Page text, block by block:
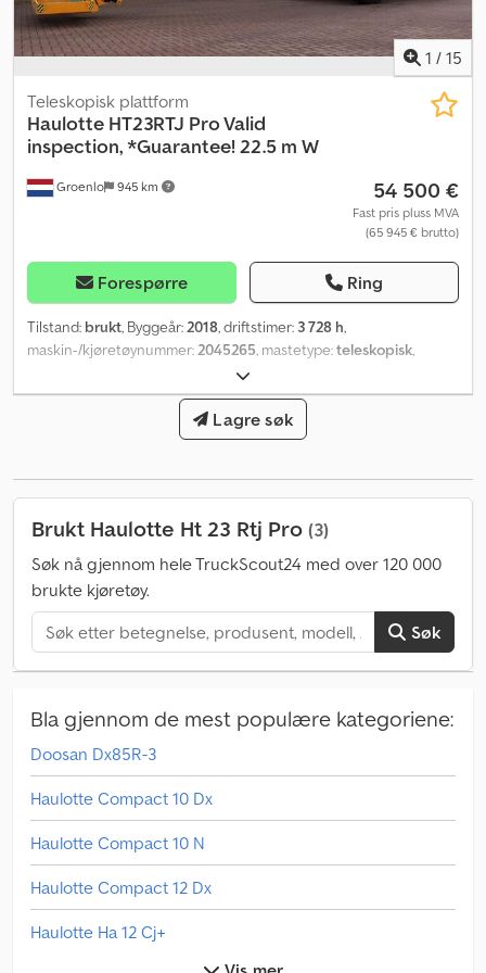
1 / 15
Groenlo 945 km
Teleskopisk plattform
Haulotte HT23RTJ Pro Valid
inspection, *Guarantee! 22.5 m W
54 500 €
Fast pris pluss MVA
(65 945 € brutto)
Forespørre Ring
Tilstand: brukt, Byggeår:2018, driftstimer: 3 728 h,
maskin-/kjøretøynummer:2045265, mastetype:teleskopisk,
firehjulsdrift
Lagre søk
Brukt Haulotte Ht 23 Rtj Pro (3)
Søk nå gjennom hele TruckScout24 med over 120 000
brukte kjøretøy.
Søk
Bla gjennom de mest populære kategoriene:
Doosan Dx85R-3
Haulotte Compact 10 Dx
Haulotte Compact 10 N
Haulotte Compact 12 Dx
Haulotte Ha 12 Cj+